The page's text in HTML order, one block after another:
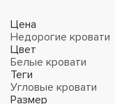
Цена
Недорогие кровати
Цвет
Белые кровати
Теги
Угловые кровати
Размер